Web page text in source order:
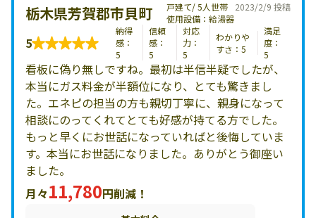
2023/2/9 投稿
栃木県芳賀郡市貝町
戸建て/ 5人世帯
使用設備：給湯器
5
納得
感：
5
信頼
感：
5
対応
力：
5
わかりや
すさ：5
満足
度：
5
看板に偽り無しですね。最初は半信半疑でしたが、
本当にガス料金が半額位になり、とても驚きまし
た。エネピの担当の方も親切丁寧に、親身になって
相談にのってくれてとても好感が持てる方でした。
もっと早くにお世話になっていればと後悔していま
す。本当にお世話になりました。ありがとう御座い
ました。
月々11,780円削減！